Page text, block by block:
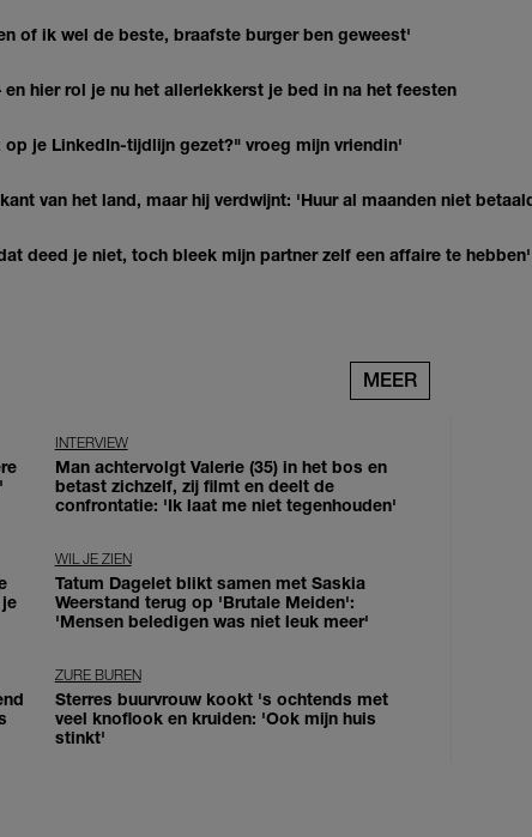
of ik wel de beste, braafste burger ben geweest'
hier rol je nu het allerlekkerst je bed in na het feesten
je LinkedIn-tijdlijn gezet?" vroeg mijn vriendin'
van het land, maar hij verdwijnt: 'Huur al maanden niet
deed je niet, toch bleek mijn partner zelf een affaire te hebben'
MEER
INTERVIEW
Man achtervolgt Valerie (35) in het bos en
betast zichzelf, zij filmt en deelt de
confrontatie: 'Ik laat me niet tegenhouden'
WIL JE ZIEN
Tatum Dagelet blikt samen met Saskia
Weerstand terug op 'Brutale Meiden':
'Mensen beledigen was niet leuk meer'
ZURE BUREN
Sterres buurvrouw kookt 's ochtends met
veel knoflook en kruiden: 'Ook mijn huis
stinkt'